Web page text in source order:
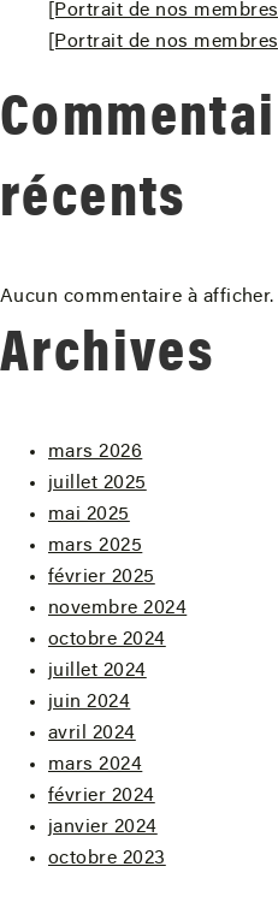
[Portrait de nos
[Portrait de nos
récents
Aucun commentaire à afficher.
Archives
mars 2026
juillet 2025
mai 2025
mars 2025
février 2025
novembre 2024
octobre 2024
juillet 2024
juin 2024
avril 2024
mars 2024
février 2024
janvier 2024
octobre 2023